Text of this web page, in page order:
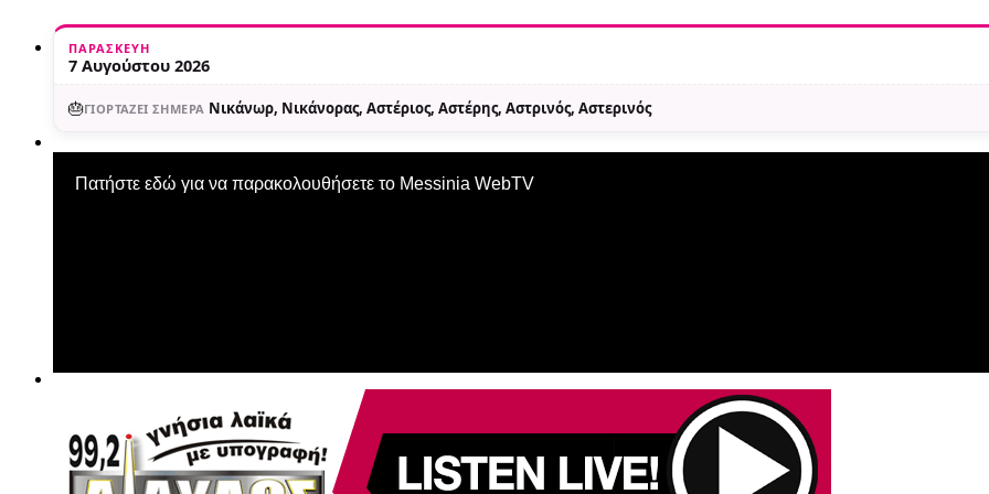
ΠΑΡΑΣΚΕΥΉ
7 Αυγούστου 2026
🎂ΓΙΟΡΤΆΖΕΙ ΣΉΜΕΡΑ Νικάνωρ, Νικάνορας, Αστέριος, Αστέρης, Αστρινός, Αστερινός
Πατήστε εδώ για να παρακολουθήσετε το Messinia WebTV